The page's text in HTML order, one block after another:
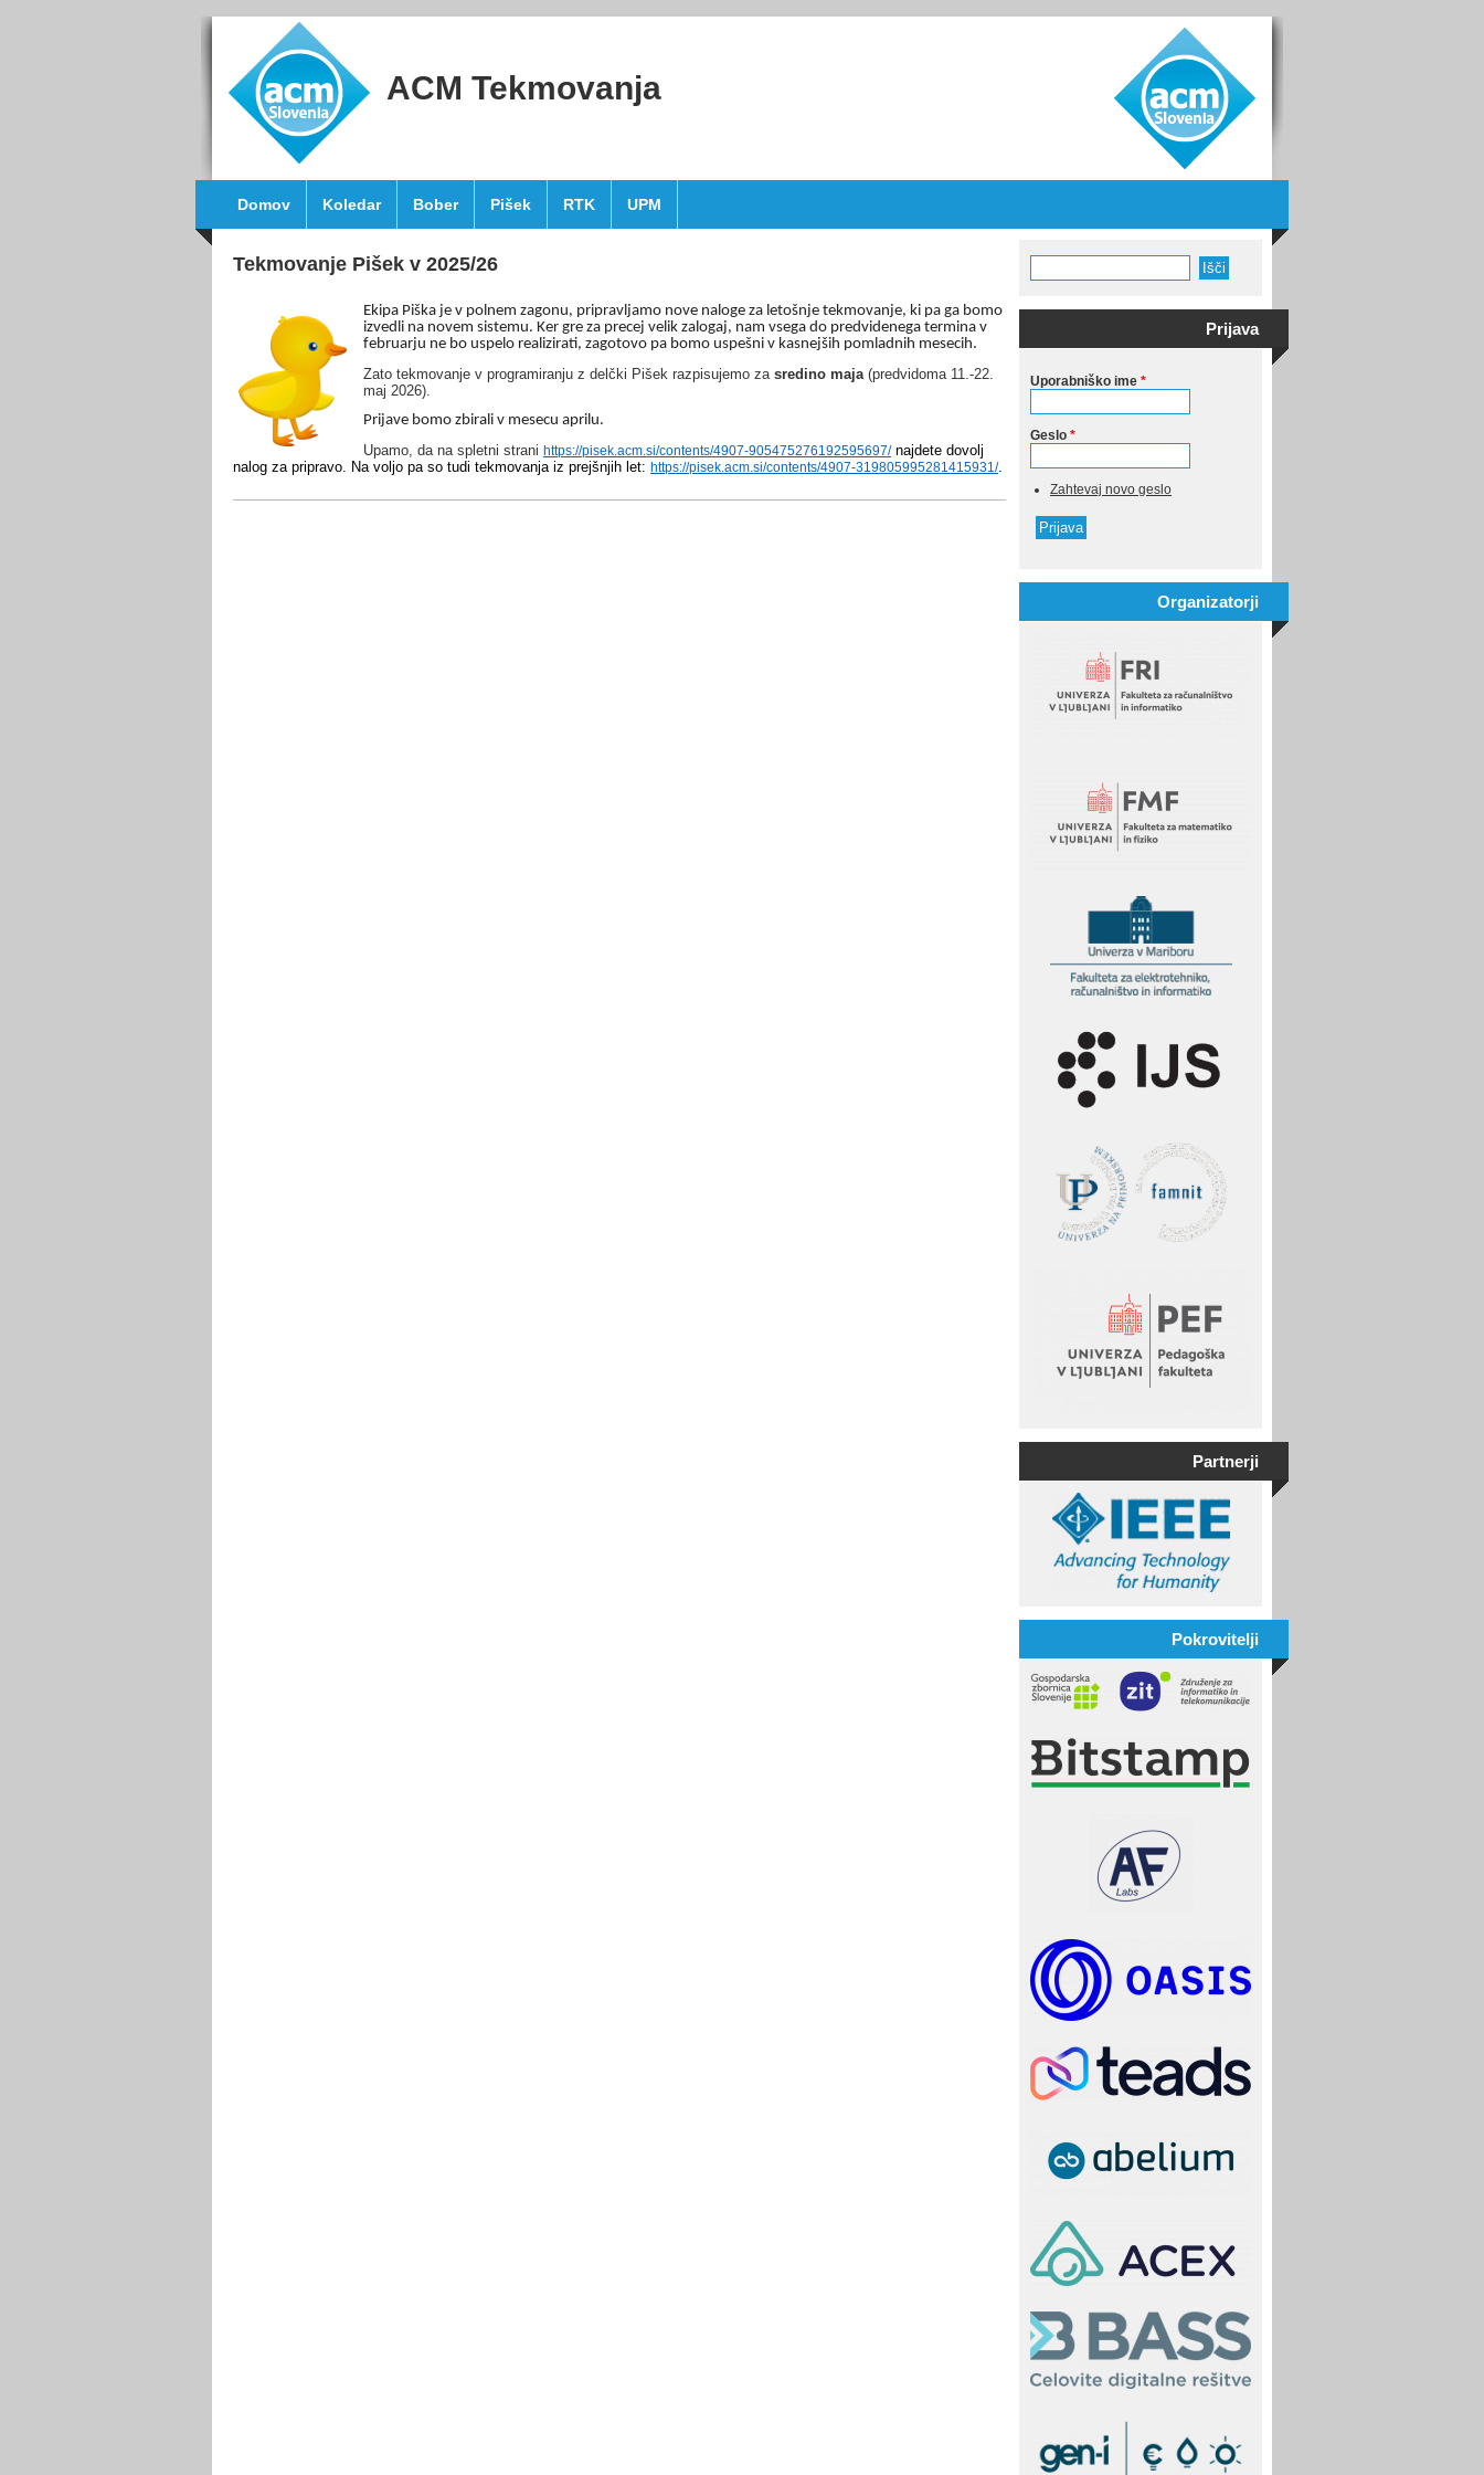
ACM Tekmovanja
Domov Koledar Bober Pišek RTK UPM
Tekmovanje Pišek v 2025/26
Ekipa Piška je v polnem zagonu, pripravljamo nove naloge za letošnje tekmovanje, ki pa ga bomo
izvedli na novem sistemu. Ker gre za precej velik zalogaj, nam vsega do predvidenega termina v
februarju ne bo uspelo realizirati, zagotovo pa bomo uspešni v kasnejših pomladnih mesecih.
Zato tekmovanje v programiranju z delčki Pišek razpisujemo za sredino maja(predvidoma 11.-22.
maj 2026).
Prijave bomo zbirali v mesecu aprilu.
Upamo, da na spletni strani https://pisek.acm.si/contents/4907-905475276192595697/najdete dovolj
nalog za pripravo. Na voljo pa so tudi tekmovanja iz prejšnjih let: https://pisek.acm.si/contents/4907-319805995281415931/.
Iskalnik
Išči
Prijava
Uporabniško ime *
Geslo *
Zahtevaj novo geslo
Organizatorji
Partnerji
Pokrovitelji